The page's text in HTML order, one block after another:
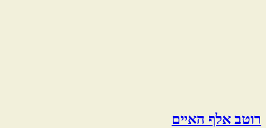
רוטב אלף האיים